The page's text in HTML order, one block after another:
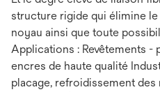
structure rigide qui élimine
noyau ainsi que toute
Applications : Revêtements -
encres de haute qualité
placage, refroidissement